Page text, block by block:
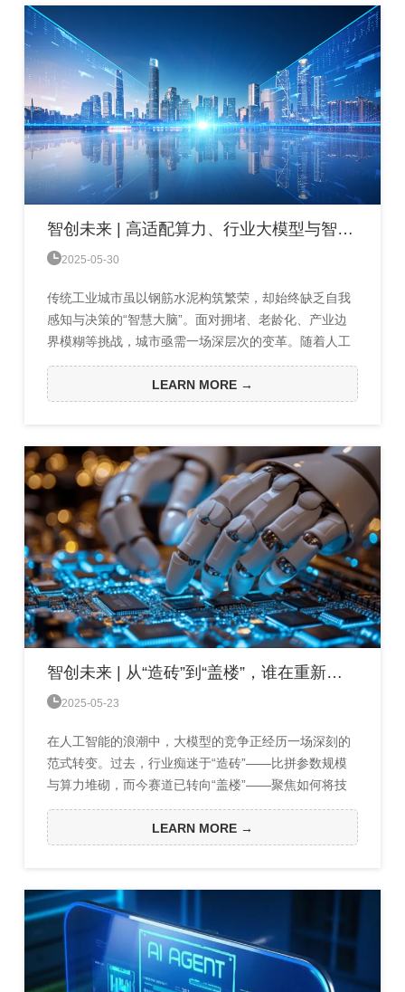
警示，到《未来之地》对“存在之轻”与“深度乌托邦”意义
危机...
智创未来 | 高适配算力、行业大模型与智能体平台重塑工业城市
2025-05-30
传统工业城市虽以钢筋水泥构筑繁荣，却始终缺乏自我
感知与决策的“智慧大脑”。面对拥堵、老龄化、产业边
界模糊等挑战，城市亟需一场深层次的变革。随着人工
智能技术的突破，高适配算力、行业大模型与智能体平
台正共同谱写城市进化的“三重奏”。它们并非简单的工
具升级，而是构建起城市的神经网络：算力如精准配
人”，将经验沉淀为算法；智能体平台则成为自主调度
的“厂长”，让...
LEARN MORE →
智创未来 | 从“造砖”到“盖楼”，谁在重新定义AI大模型？
2025-05-23
在人工智能的浪潮中，大模型的竞争正经历一场深刻的
范式转变。过去，行业痴迷于“造砖”——比拼参数规模
与算力堆砌，而今赛道已转向“盖楼”——聚焦如何将技
术转化为用户可感知的服务。百度、阿里、腾讯、字节
等巨头纷纷调整战略，从封闭的实验室走向开放的业务
前线，将模型嵌入搜索、办公、社交等场景，如同铺设
验工程化能力与生态协同：谁能高效整合算力、优化部
署、打磨体验...
LEARN MORE →